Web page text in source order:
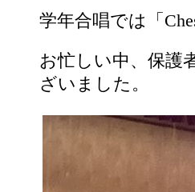
学年合唱では「
お忙しい中、保護
ざいました。